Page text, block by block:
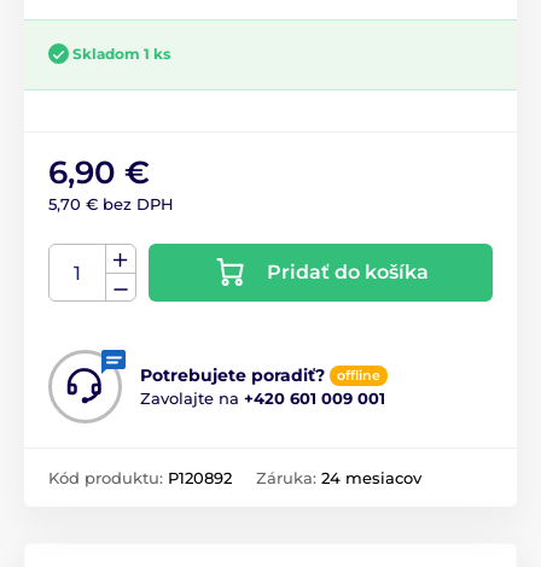
Skladom 1 ks
6,90 €
5,70 € bez DPH
Pridať do košíka
Potrebujete poradiť? offline
Zavolajte na +420 601 009 001
Kód produktu: P120892 Záruka: 24 mesiacov